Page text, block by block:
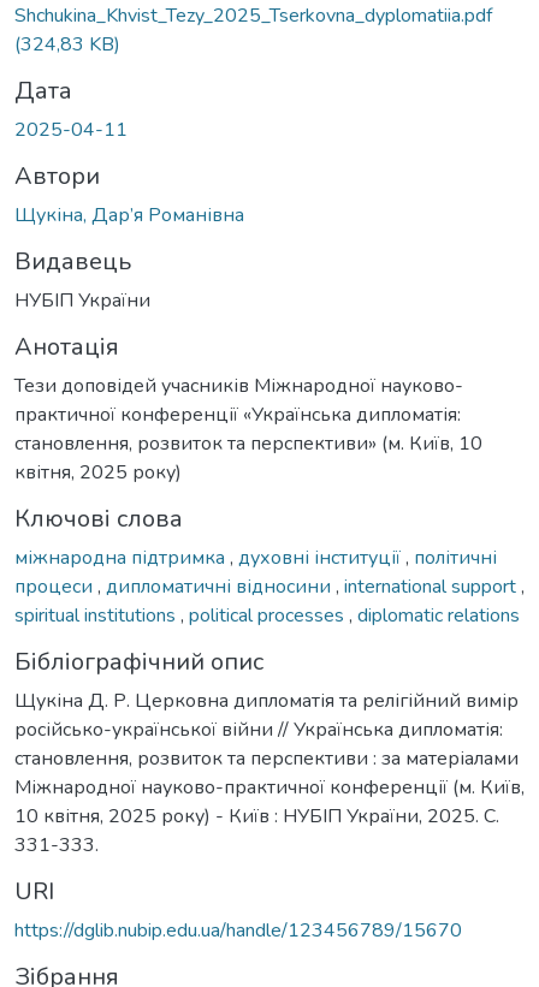
Shchukina_Khvist_Tezy_2025_Tserkovna_dyplomatiia.pdf
(324,83 KB)
Дата
2025-04-11
Автори
Щукіна, Дар’я Романівна
Видавець
НУБІП України
Анотація
Тези доповідей учасників Міжнародної науково-
практичної конференції «Українська дипломатія:
становлення, розвиток та перспективи» (м. Київ, 10
квітня, 2025 року)
Ключові слова
міжнародна підтримка , духовні інституції, політичні
процеси , дипломатичні відносини , international support,
spiritual institutions , political processes , diplomatic relations
Бібліографічний опис
Щукіна Д. Р. Церковна дипломатія та релігійний вимір
російсько-української війни // Українська дипломатія:
становлення, розвиток та перспективи : за матеріалами
Міжнародної науково-практичної конференції (м. Київ,
10 квітня, 2025 року) - Київ : НУБІП України, 2025. С.
331-333.
URI
https://dglib.nubip.edu.ua/handle/123456789/15670
Зібрання